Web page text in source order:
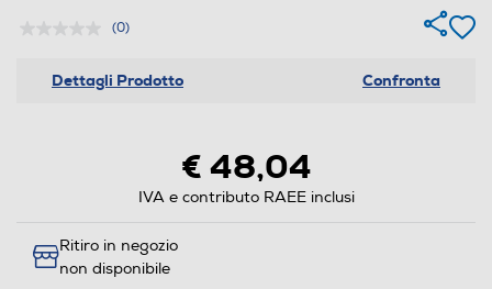
(0)
Dettagli Prodotto Confronta
€ 48,04
IVA e contributo RAEE inclusi
Ritiro in negozio
non disponibile